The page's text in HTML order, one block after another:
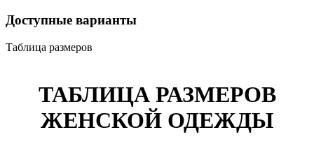
Доступные варианты
Таблица размеров
ТАБЛИЦА РАЗМЕРОВ
ЖЕНСКОЙ ОДЕЖДЫ